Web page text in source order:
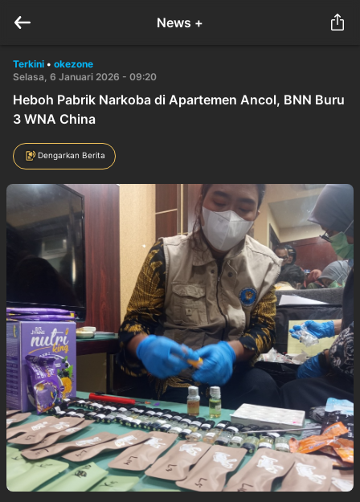
News +
Terkini • okezone
Selasa, 6 Januari 2026 - 09:20
Heboh Pabrik Narkoba di Apartemen Ancol, BNN Buru
3 WNA China
Dengarkan Berita